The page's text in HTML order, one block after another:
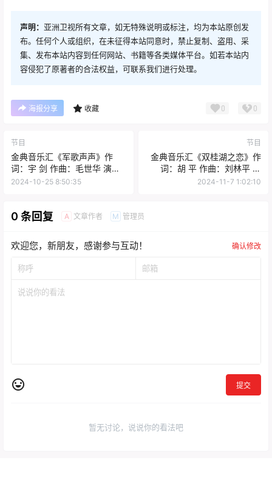
声明： 亚洲卫视所有文章，如无特殊说明或标注，均为本站原创发
布。任何个人或组织，在未征得本站同意时，禁止复制、盗用、采
集、发布本站内容到任何网站、书籍等各类媒体平台。如若本站内
容侵犯了原著者的合法权益，可联系我们进行处理。
海报分享 收藏 0 0
节目
金典音乐汇《军歌声声》作
词：宇 剑 作曲：毛世华 演
唱：梅立荣
2024-10-25 8:50:35
节目
金典音乐汇《双桂湖之恋》作
词：胡 平 作曲：刘林平 演
唱：袁 冰
2024-11-7 1:02:10
0 条回复 A 文章作者 M 管理员
欢迎您，新朋友，感谢参与互动！ 确认修改
提交
暂无讨论，说说你的看法吧